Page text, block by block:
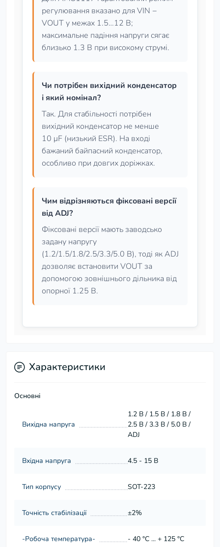
регулювання вказано для VIN −
VOUT у межах 1.5…12 В;
максимальне падіння напруги сягає
близько 1.3 В при високому струмі.
Чи потрібен вихідний конденсатор
і який номінал?
Так. Для стабільності потрібен
вихідний конденсатор не менше
10 μF (низький ESR). На вході
бажаний байпасний конденсатор,
особливо при довгих доріжках.
Чим відрізняються фіксовані версії
від ADJ?
Фіксовані версії мають заводсько
задану напругу
(1.2/1.5/1.8/2.5/3.3/5.0 В), тоді як ADJ
дозволяє встановити VOUT за
допомогою зовнішнього дільника від
опорної 1.25 В.
Характеристики
Основні
Вихідна напруга
1.2 В / 1.5 В / 1.8 В /
2.5 В / 3.3 В / 5.0 В /
ADJ
Вхідна напруга 4.5 - 15 В
Тип корпусу SOT-223
Точність стабілізації ±2%
-Робоча температура-
- 40 °C ... + 125 °C